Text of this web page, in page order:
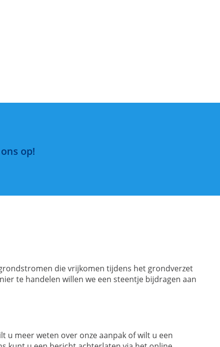
op!
die vrijkomen tijdens het grondverzet
te handelen willen we een steentje bijdragen aan
meer weten over onze aanpak of wilt u een